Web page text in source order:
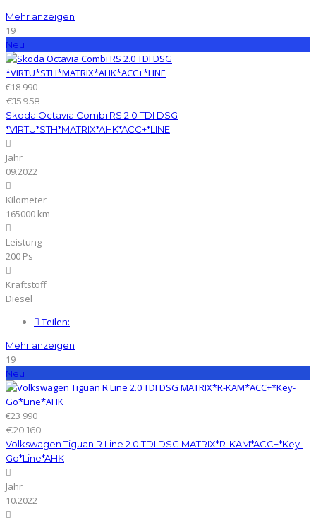
Mehr anzeigen
19
Neu
€18 990
€15 958
Skoda Octavia Combi RS 2.0 TDI DSG
*VIRTU*STH*MATRIX*AHK*ACC+*LINE
Jahr
09.2022
Kilometer
165000 km
Leistung
200 Ps
Kraftstoff
Diesel
Teilen:
Mehr anzeigen
19
Neu
€23 990
€20 160
Volkswagen Tiguan R Line 2.0 TDI DSG MATRIX*R-KAM*ACC+*Key-
Go*Line*AHK
Jahr
10.2022